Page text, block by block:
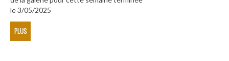
le 3/05/2025
PLUS